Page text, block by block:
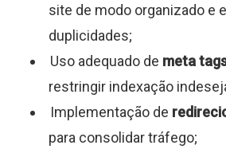
site de modo organizado e
duplicidades;
Uso adequado de meta
restringir indexação
Implementação de
para consolidar tráfego;